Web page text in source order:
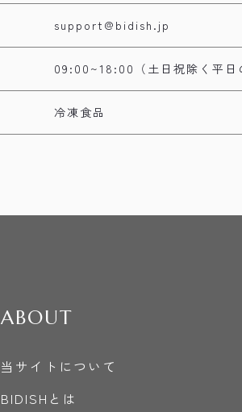
support@bidish.jp
09:00~18:00（土日祝除く平日
冷凍食品
ABOUT
当サイトについて
BIDISHとは